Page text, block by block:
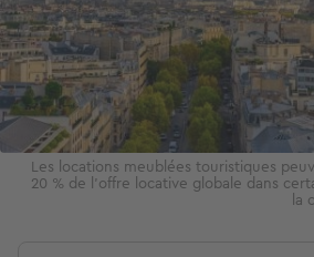
Les locations meublées touristiques
20 % de l’offre locative globale dans
la